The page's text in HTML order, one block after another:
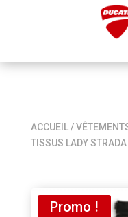
ACCUEIL/
TISSUS LADY
Promo !